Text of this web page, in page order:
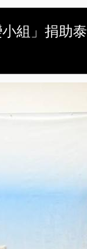
組」捐助泰